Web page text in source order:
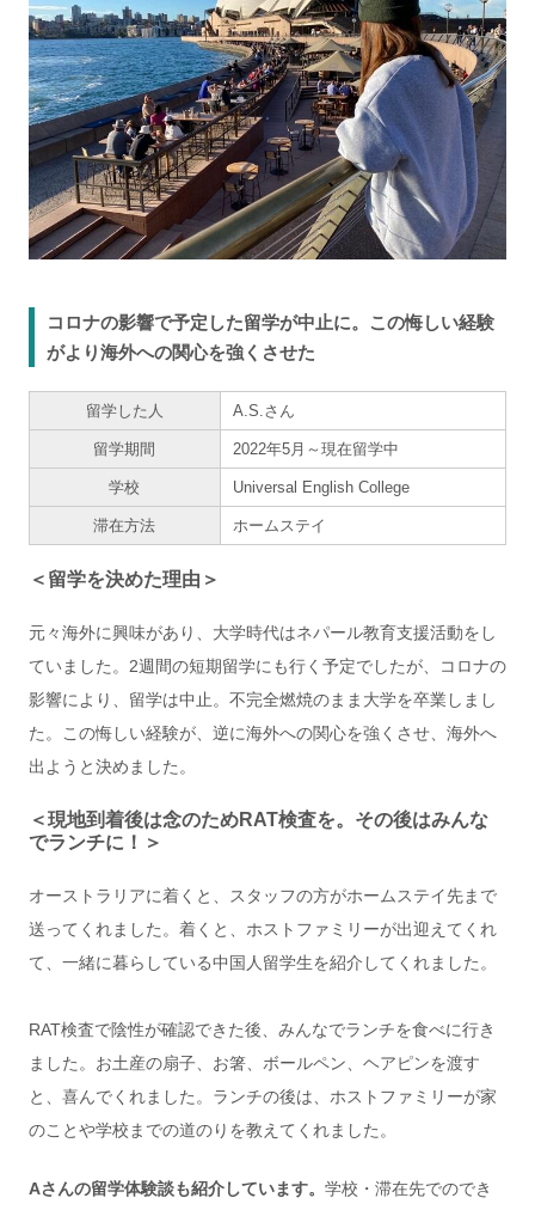
コロナの影響で予定した留学が中止に。この悔しい経験
がより海外への関心を強くさせた
留学した人 A.S.さん
留学期間 2022年5月～現在留学中
学校 Universal English College
滞在方法 ホームステイ
＜留学を決めた理由＞
元々海外に興味があり、大学時代はネパール教育支援活動をし
ていました。2週間の短期留学にも行く予定でしたが、コロナの
影響により、留学は中止。不完全燃焼のまま大学を卒業しまし
た。この悔しい経験が、逆に海外への関心を強くさせ、海外へ
出ようと決めました。
＜現地到着後は念のためRAT検査を。その後はみんな
でランチに！＞
オーストラリアに着くと、スタッフの方がホームステイ先まで
送ってくれました。着くと、ホストファミリーが出迎えてくれ
て、一緒に暮らしている中国人留学生を紹介してくれました。
RAT検査で陰性が確認できた後、みんなでランチを食べに行き
ました。お土産の扇子、お箸、ボールペン、ヘアピンを渡す
と、喜んでくれました。ランチの後は、ホストファミリーが家
のことや学校までの道のりを教えてくれました。
Aさんの留学体験談も紹介しています。 学校・滞在先でのでき